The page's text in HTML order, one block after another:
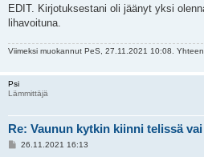
EDIT. Kirjotuksestani oli jäänyt yksi
lihavoituna.
Viimeksi muokannut PeS , 27.11.2021 10:08.
Psi
Lämmittäjä
Re: Vaunun kytkin kiinni telissä
V26.11.2021 16:13